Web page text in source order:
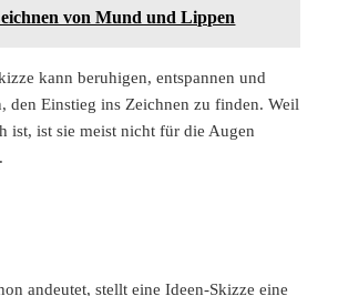
von Mund und Lippen
kann beruhigen, entspannen und
den Einstieg ins Zeichnen zu finden. Weil
ist, ist sie meist nicht für die Augen
andeutet, stellt eine Ideen-Skizze eine